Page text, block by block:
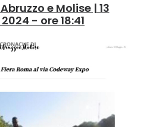
e Molise | 13
- ore 18:41